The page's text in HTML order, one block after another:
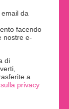
da
facendo
nostre e-
di
a
privacy